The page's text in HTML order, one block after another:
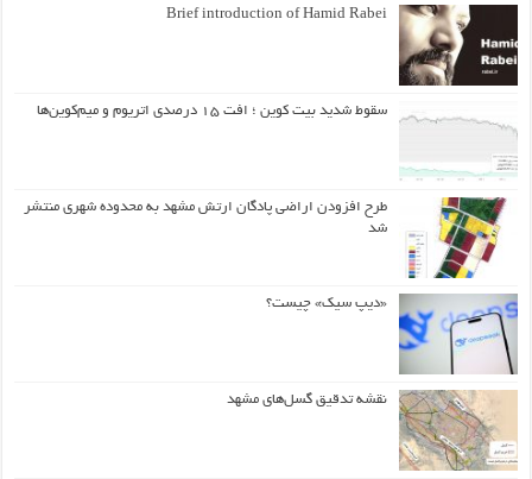
Brief introduction of Hamid Rabei
سقوط شدید بیت کوین ؛ افت ۱۵ درصدی اتریوم و میم‌کوین‌ها
طرح افزودن اراضی پادگان ارتش مشهد به محدوده شهری منتشر
شد
«دیپ سیک» چیست؟
نقشه تدقیق گسل‌های مشهد